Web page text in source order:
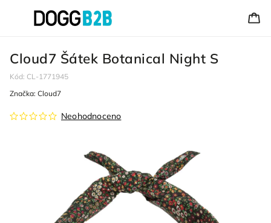
Cloud7 Šátek Botanical Night S
Kód: CL-1771945
Neohodnoceno
Značka: Cloud7